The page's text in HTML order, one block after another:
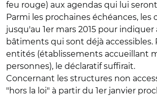
feu rouge) aux agendas qui lui
Parmi les prochaines échéances, les
jusqu'au 1er mars 2015 pour
bâtiments qui sont déjà accessibles.
entités (établissements accueillant
personnes), le déclaratif suffirait.
Concernant les structures non
"hors la loi" à partir du 1er janvier